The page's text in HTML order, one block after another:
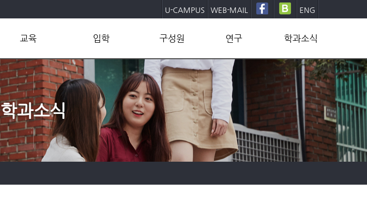
U-CAMPUS WEB-MAIL ENG
교육
학부
대학원
공학인증
교육환경
실험통합웹
입학
학부
대학원
편입학
학부연구원모집
대학원생모집
구성원
교수
직원
학생
동문
연구
연구그룹
연구센터
연구성과
산학협력
학과소식
학부
대학원
학사일정
학과뉴스
양식/문서
발전기금후원
학과소식